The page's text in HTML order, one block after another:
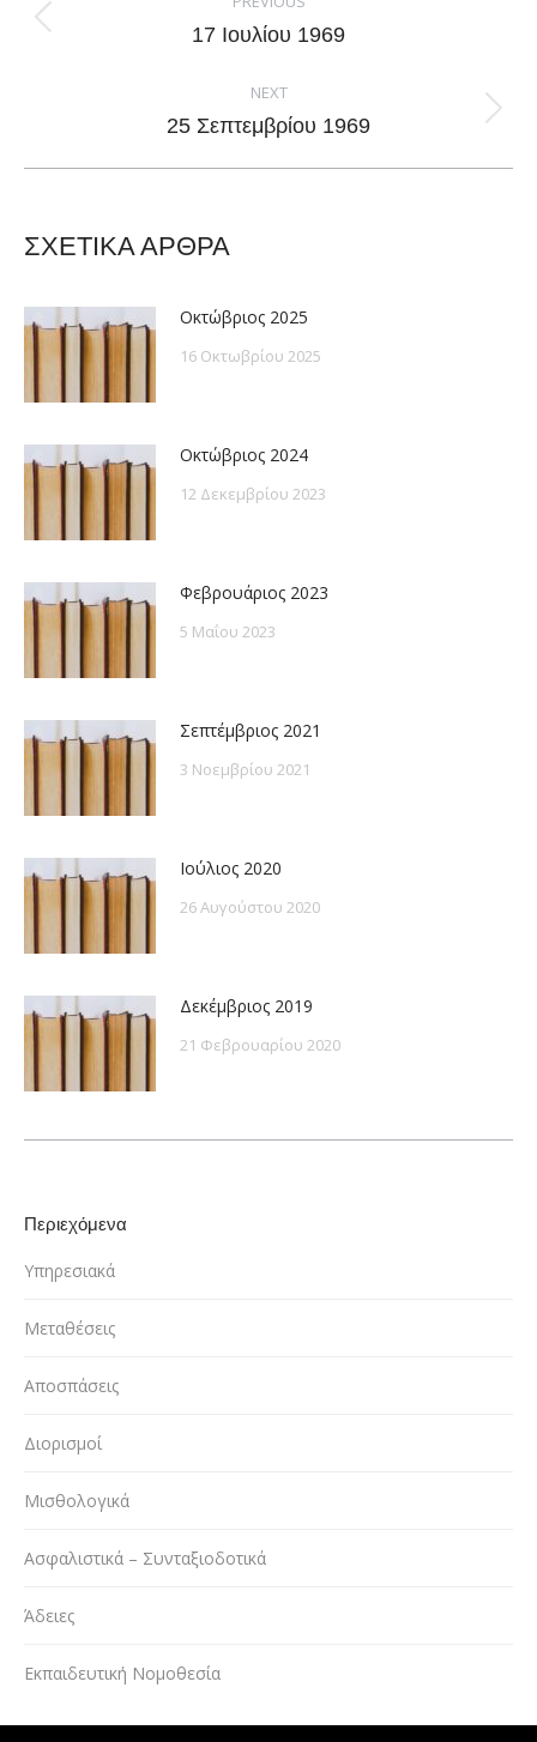
navigation
Previous
17 Ιουλίου 1969
NEXT
Next
25 Σεπτεμβρίου 1969
ΣΧΕΤΙΚΑ ΑΡΘΡΑ
Οκτώβριος 2025
16 Οκτωβρίου 2025
Οκτώβριος 2024
12 Δεκεμβρίου 2023
Φεβρουάριος 2023
5 Μαΐου 2023
Σεπτέμβριος 2021
3 Νοεμβρίου 2021
Ιούλιος 2020
26 Αυγούστου 2020
Δεκέμβριος 2019
21 Φεβρουαρίου 2020
Περιεχόμενα
Υπηρεσιακά
Μεταθέσεις
Αποσπάσεις
Διορισμοί
Μισθολογικά
Ασφαλιστικά – Συνταξιοδοτικά
Άδειες
Εκπαιδευτική Νομοθεσία